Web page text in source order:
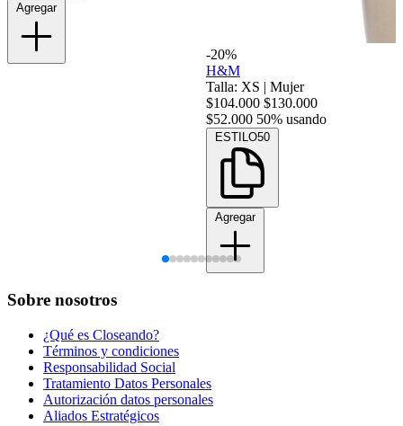
Agregar
-20%
H&M
Talla: XS | Mujer
$104.000 $130.000
$52.000 50% usando
ESTILO50
Agregar
Sobre nosotros
¿Qué es Closeando?
Términos y condiciones
Responsabilidad Social
Tratamiento Datos Personales
Autorización datos personales
Aliados Estratégicos